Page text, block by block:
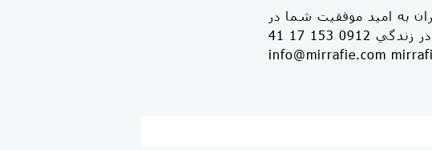
به اميد موفقيت شما در
سال ٢٠٢٠ موفقيت در كسب و كار موفقيت در ارتباطات موفقيت در زندگي 0912 153 17 41
info@mirrafie.com